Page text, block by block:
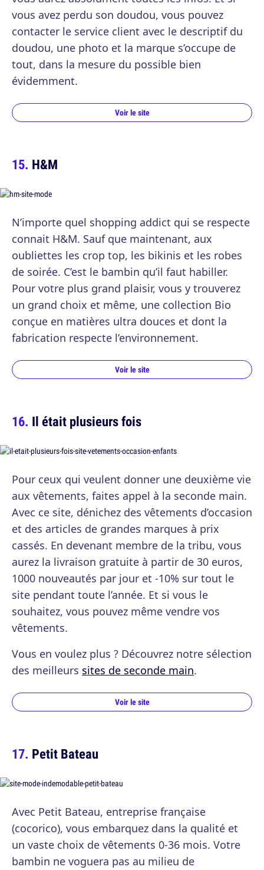
vous avez perdu son doudou, vous pouvez
contacter le service client avec le descriptif du
doudou, une photo et la marque s’occupe de
tout, dans la mesure du possible bien
évidemment.
Voir le site
H&M
N’importe quel shopping addict qui se respecte
connait H&M. Sauf que maintenant, aux
oubliettes les crop top, les bikinis et les robes
de soirée. C’est le bambin qu’il faut habiller.
Pour votre plus grand plaisir, vous y trouverez
un grand choix et même, une collection Bio
conçue en matières ultra douces et dont la
fabrication respecte l’environnement.
Voir le site
Il était plusieurs fois
Pour ceux qui veulent donner une deuxième vie
aux vêtements, faites appel à la seconde main.
Avec ce site, dénichez des vêtements d’occasion
et des articles de grandes marques à prix
cassés. En devenant membre de la tribu, vous
aurez la livraison gratuite à partir de 30 euros,
1000 nouveautés par jour et -10% sur tout le
site pendant toute l’année. Et si vous le
souhaitez, vous pouvez même vendre vos
vêtements.
Vous en voulez plus ? Découvrez notre sélection
des meilleurs sites de seconde main.
Voir le site
Petit Bateau
Avec Petit Bateau, entreprise française
(cocorico), vous embarquez dans la qualité et
un vaste choix de vêtements 0-36 mois. Votre
bambin ne voguera pas au milieu de